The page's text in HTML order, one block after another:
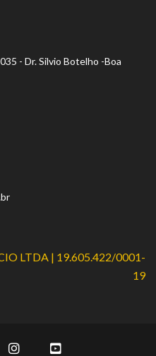
- Dr. Silvio Botelho -Boa
LTDA | 19.605.422/0001-
19